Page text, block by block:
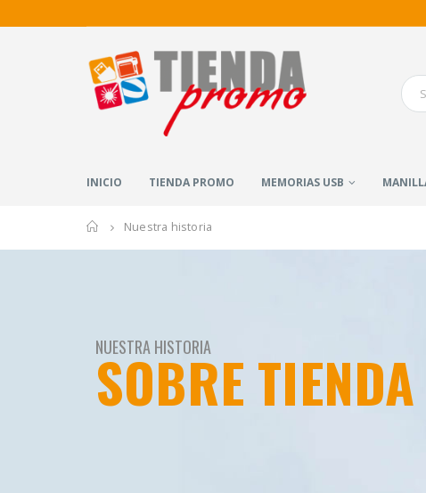
INICIO TIENDA PROMO MEMORIAS USB
Home
Nuestra historia
NUESTRA HISTORIA
SOBRE